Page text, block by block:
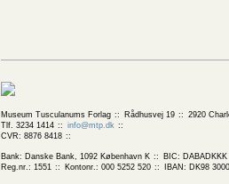
Museum Tusculanums Forlag Rådhusvej 19
2920
Tlf. 3234 1414
info@mtp.dk
CVR: 8876 8418
Bank: Danske Bank, 1092 København K
BIC: DABADKKK
Reg.nr.: 1551
Kontonr.: 000 5252 520 IBAN: DK98